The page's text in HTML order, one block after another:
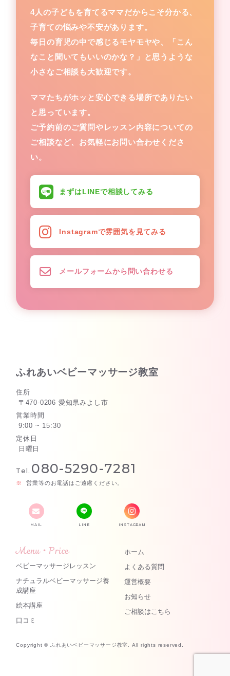
4人の子どもを育てるママだからこそ分かる、
子育ての悩みや不安があります。
毎日の育児の中で感じるモヤモヤや、「こん
なこと聞いてもいいのかな？」と思うような
小さなご相談も大歓迎です。
ママたちがホッと安心できる場所でありたい
と思っています。
ご予約前のご質問やレッスン内容についての
ご相談など、お気軽にお問い合わせくださ
い。
まずはLINEで相談してみる
Instagramで雰囲気を見てみる
メールフォームから問い合わせる
ふれあいベビーマッサージ教室
住所
〒470-0206 愛知県みよし市
営業時間
9:00 ~ 15:30
定休日
日曜日
Tel. 080-5290-7281
営業等のお電話はご遠慮ください。
MAIL LINE INSTAGRAM
Menu・Price
ベビーマッサージレッスン
ナチュラルベビーマッサージ養
成講座
絵本講座
口コミ
ホーム
よくある質問
運営概要
お知らせ
ご相談はこちら
Copyright © ふれあいベビーマッサージ教室. All rights reserved.